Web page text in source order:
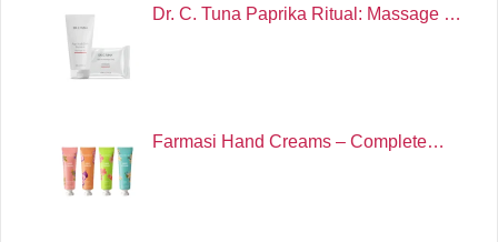
Dr. C. Tuna Paprika Ritual: Massage …
Farmasi Hand Creams – Complete…